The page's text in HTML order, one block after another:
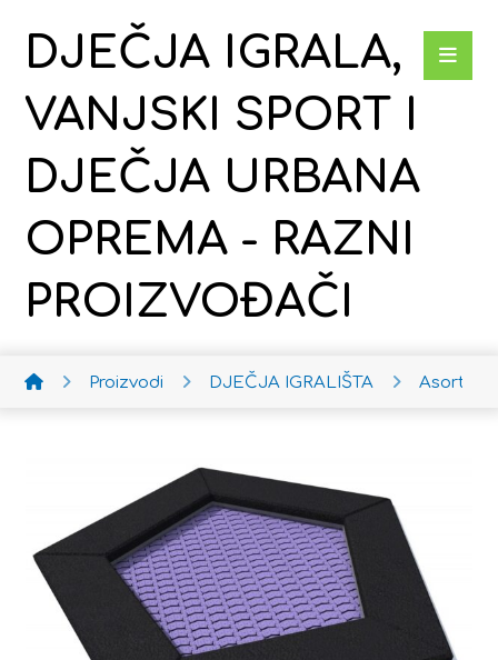
DJEČJA IGRALA,
VANJSKI SPORT I
DJEČJA URBANA
OPREMA - RAZNI
PROIZVOĐAČI
Proizvodi DJEČJA IGRALIŠTA